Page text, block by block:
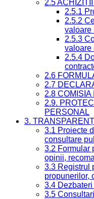
2.5
2.5.1
2.5.2
valoare
2.5.3
valoare
2.5.4
2.6
2.7
2.8 COMISIA
2.9.
PERSONAL
3.
3.1 Proiecte
consultare
3.2 Formular
opinii,
3.3 Registrul
propunerilor,
3.4
3.5